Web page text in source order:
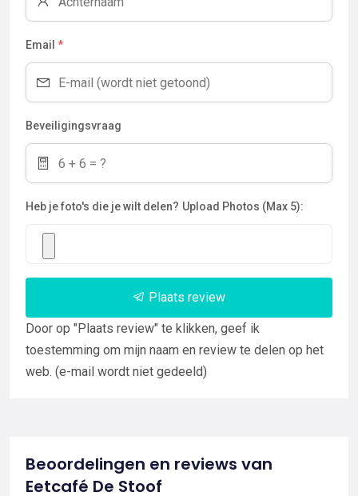
Email *
Beveiligingsvraag
Heb je foto's die je wilt delen? Upload Photos (Max 5):
Plaats review
Door op "Plaats review" te klikken, geef ik
toestemming om mijn naam en review te delen op het
web. (e-mail wordt niet gedeeld)
Beoordelingen en reviews van
Eetcafé De Stoof